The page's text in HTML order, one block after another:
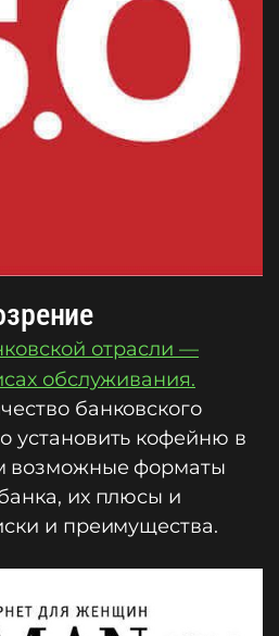
отрасли —
обслуживания.
банковского
установить кофейню в
возможные форматы
их плюсы и
и преимущества.